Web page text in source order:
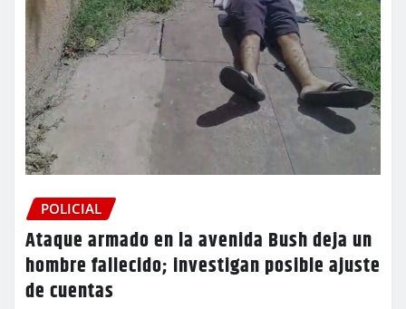
POLICIAL
Ataque armado en la avenida Bush deja un
hombre fallecido; investigan posible ajuste
de cuentas